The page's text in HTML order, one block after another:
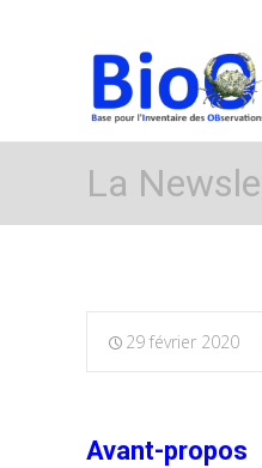
La
29 février 2020
Avant-propos